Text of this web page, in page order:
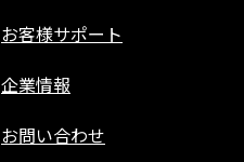
お客様サポート
企業情報
お問い合わせ